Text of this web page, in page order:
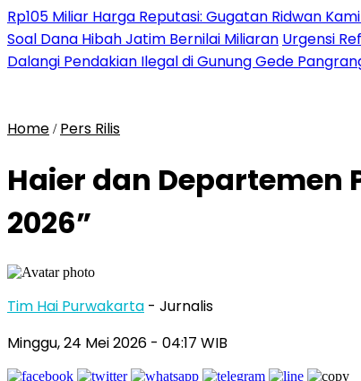
Rp105 Miliar Harga Reputasi: Gugatan Ridwan
Soal Dana Hibah Jatim Bernilai Miliaran Urgensi
Dalangi Pendakian Ilegal di Gunung Gede
Home / Pers Rilis
Haier dan Departemen
2026”
Tim Hai Purwakarta - Jurnalis
Minggu, 24 Mei 2026 - 04:17 WIB